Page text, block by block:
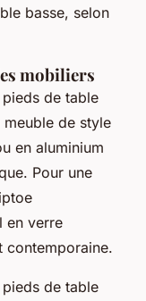
basse, selon
mobiliers
pieds de table
de style
en aluminium
Pour une
en verre
contemporaine.
pieds de table